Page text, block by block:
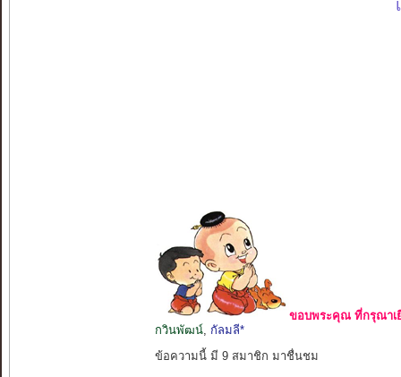
ขอบพระคุณ ที่กรุณาเ
กวินพัฒน์, กัลมลี*
ข้อความนี้ มี 9 สมาชิก มาชื่นชม